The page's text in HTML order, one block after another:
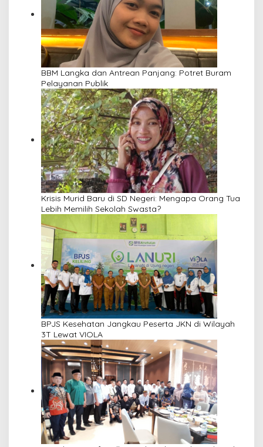
BBM Langka dan Antrean Panjang: Potret Buram
Pelayanan Publik
Krisis Murid Baru di SD Negeri: Mengapa Orang Tua
Lebih Memilih Sekolah Swasta?
BPJS Kesehatan Jangkau Peserta JKN di Wilayah
3T Lewat VIOLA